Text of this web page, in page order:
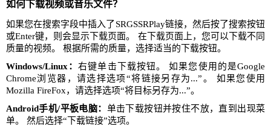
如何下载视频或音乐文件？
如果您在搜索字段中插入了SRGSSRPlay链接，然后按了搜索按钮
或Enter键，则会显示下载页面。 在下载页面上，您可以下载不同
质量的视频。 根据所需的质量，选择适当的下载按钮。
Windows/Linux：右键单击下载按钮。 如果您使用的是Google
Chrome浏览器，请选择选项“将链接另存为...”。 如果您使用
Mozilla FireFox，请选择选项“将目标另存为...”。
Android手机/平板电脑： 单击下载按钮并按住不放，直到出现菜
单。 然后选择“下载链接”选项。